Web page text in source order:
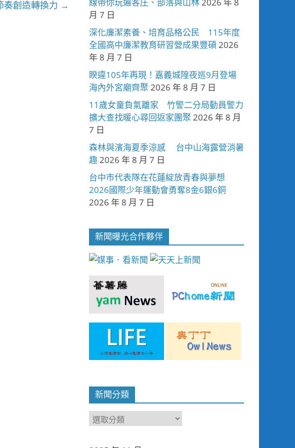
奏創造轉換力 → 線帶你玩遍客庄、部落與山林2026 年 8
月 7 日
深化廉潔素養、培育品格公民 115年度
全國高中廉潔教育研習營成果豐碩 2026
年 8 月 7 日
睽違105年再現！嘉義城隍夜巡9月登場
海內外宮廟齊聚 2026 年 8 月 7 日
11歲女童負氣離家 竹警二分局動員警力
擴大查找暖心尋回返家團聚 2026 年 8 月
7 日
森林與濱海夏季涼感 台中山海露營消暑
趣2026 年 8 月 7 日
台中市代表隊在花蓮綻放青春與夢想
2026國際少年運動會勇奪8金6銀6銅
2026 年 8 月 7 日
新聞曝光合作夥伴
新聞分類
新